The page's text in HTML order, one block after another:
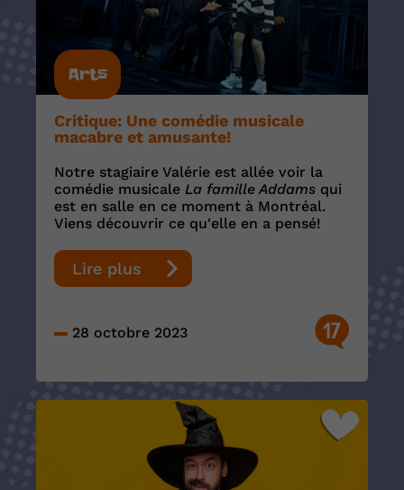
Arts
Critique: Une comédie musicale
macabre et amusante!
Notre stagiaire Valérie est allée voir la
comédie musicale La famille Addams qui
est en salle en ce moment à Montréal.
Viens découvrir ce qu'elle en a pensé!
Lire plus
28 octobre 2023 17